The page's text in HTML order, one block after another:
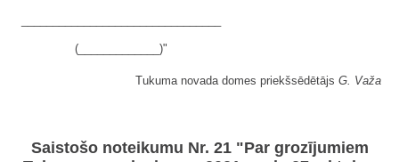
(_____________)"
Tukuma novada domes priekšsēdētājs G. Važa
Saistošo noteikumu Nr. 21 "Par grozījumiem